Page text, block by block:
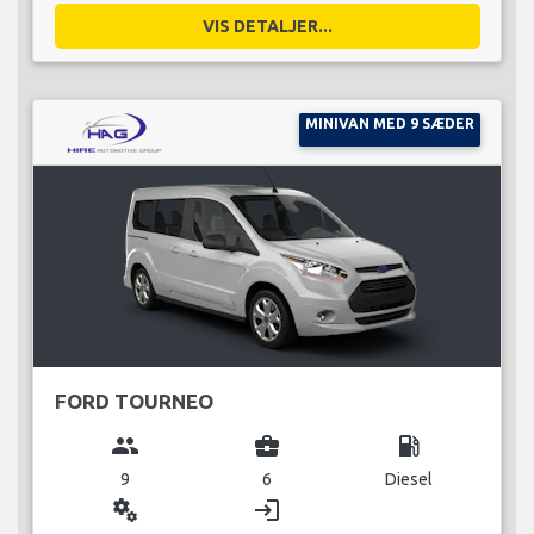
VIS DETALJER...
MINIVAN MED 9 SÆDER
FORD TOURNEO
group
9
business_center
6
local_gas_station
Diesel
miscellaneous_services login